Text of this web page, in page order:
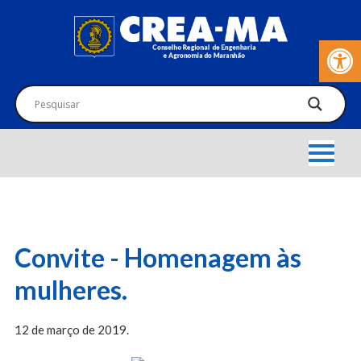
Barra de
Convite - Homenagem às
mulheres.
12 de março de 2019.